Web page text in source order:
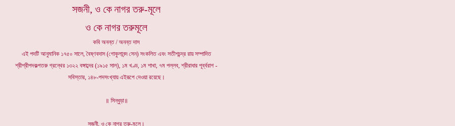
সজনী, ও কে নাগর তরু-মূলে
ও কে নাগর তরুমূলে
কবি অনন্ত / অনন্ত দাস
এই পদটি আনুমানিক ১৭৫০ সালে, বৈষ্ণবদাস (গোকুলানন্দ সেন) সংকলিত এবং সতীশচন্দ্র রায় সম্পাদিত
শ্রীশ্রীপদকল্পতরু গ্রন্থের ১৩২২ বঙ্গাব্দের (১৯১৫ সাল), ১ম খণ্ড, ১ম শাখা, ৭ম পল্লব, শ্রীরাধার পূর্ব্বরাগ -
সবিস্তার, ১৪৮-পদসংখ্যায় এইরূপে দেওয়া রয়েছে।
॥ সিন্ধুড়া॥
সজনী, ও কে নাগর তরু-মূলে।